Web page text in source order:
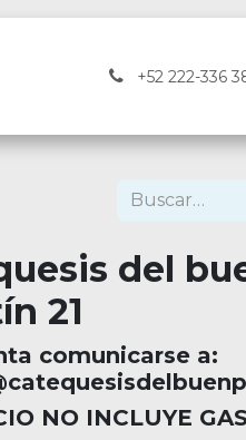
+52 222-336
del
21
comunicarse a:
NO INCLUYE